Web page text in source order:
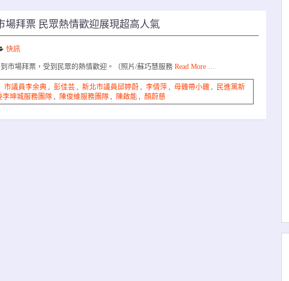
場拜票 民眾熱情歡迎展現超高人氣
快訊
市場拜票，受到民眾的熱情歡迎。（照片/蘇巧慧服務 Read More …
市議員李余典 , 彭佳芸 , 新北市議員邱婷蔚 , 李倩萍 , 母雞帶小雞 ,
民進黨新
李坤城服務團隊 , 陳俊維服務團隊 , 陳啟能 , 顏蔚慈